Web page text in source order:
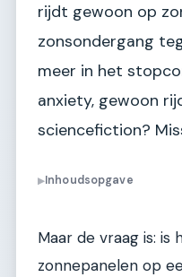
rijdt gewoon op
zonsondergang
meer in het
anxiety, gewoon
sciencefiction?
▶Inhoudsopgave
Maar de vraag is:
zonnepanelen op